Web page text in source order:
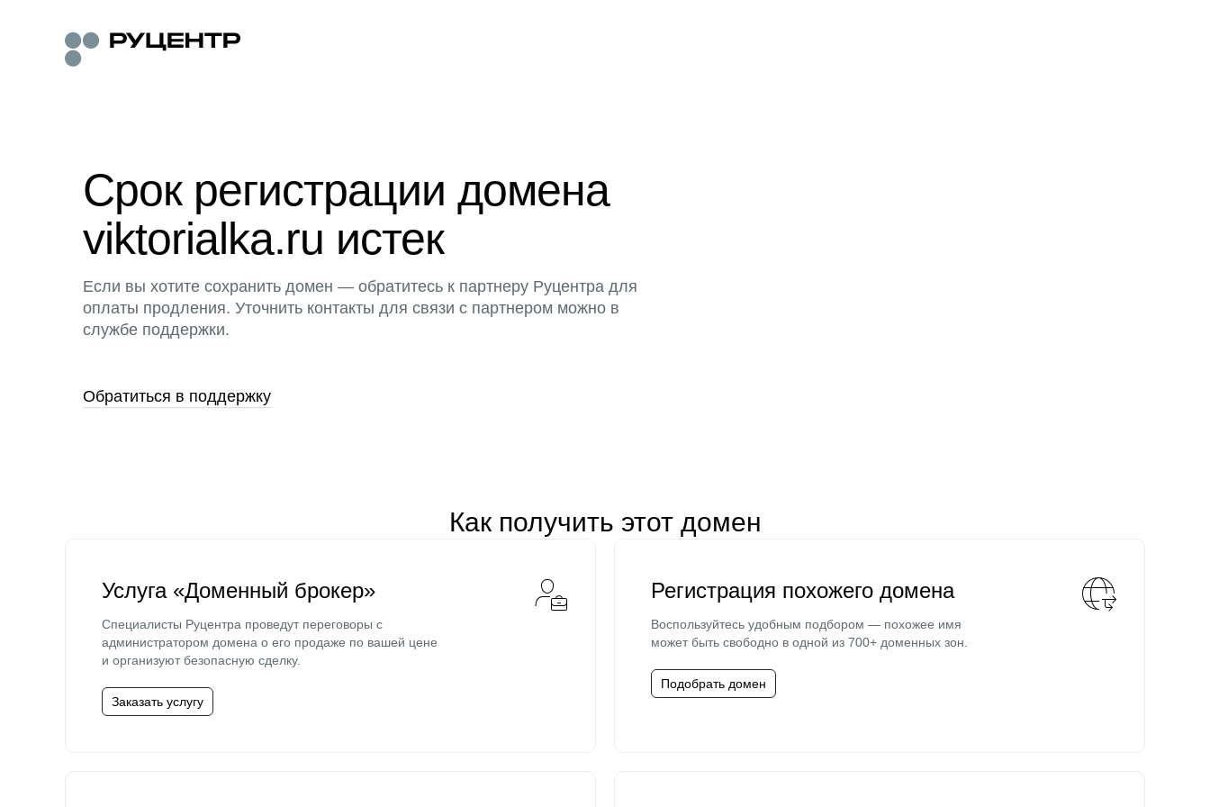
Срок регистрации домена
viktorialka.ru истек
Если вы хотите сохранить домен — обратитесь к партнеру Руцентра для
оплаты продления. Уточнить контакты для связи с партнером можно в
службе поддержки.
Обратиться в поддержку
Как получить этот домен
Услуга «Доменный брокер»
Специалисты Руцентра проведут переговоры с
администратором домена о его продаже по вашей цене
и организуют безопасную сделку.
Заказать услугу
Регистрация похожего домена
Воспользуйтесь удобным подбором — похожее имя
может быть свободно в одной из 700+ доменных зон.
Подобрать домен